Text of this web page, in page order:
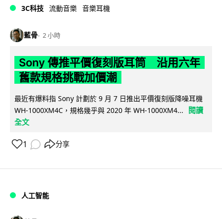
3C科技 流動音樂 音樂耳機
藍骨 2 小時
Sony 傳推平價復刻版耳筒 沿用六年
舊款規格挑戰加價潮
最近有爆料指 Sony 計劃於 9 月 7 日推出平價復刻版降噪耳機
WH-1000XM4C，規格幾乎與 2020 年 WH-1000XM4...
閱讀
全文
1 分享
人工智能